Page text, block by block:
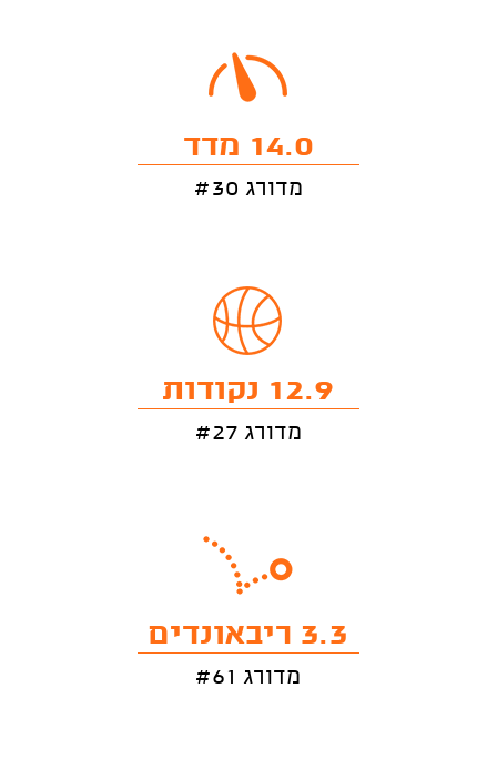
14.0 מדד
מדורג #30
12.9 נקודות
מדורג #27
3.3 ריבאונדים
מדורג #61